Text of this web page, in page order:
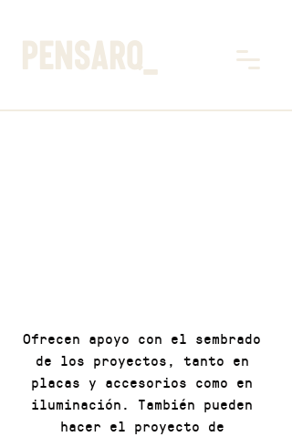
pensarq_
Ofrecen apoyo con el sembrado
de los proyectos, tanto en
placas y accesorios como en
iluminación. También pueden
hacer el proyecto de